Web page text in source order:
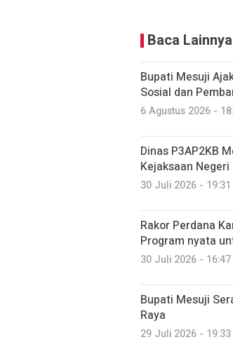
Baca Lainnya
Bupati Mesuji
Sosial dan
6 Agustus 2026 -
Dinas P3AP2KB
Kejaksaan Negeri
30 Juli 2026 - 19:31
Rakor Perdana
Program nyata
30 Juli 2026 - 16:47
Bupati Mesuji
Raya
29 Juli 2026 - 19:33